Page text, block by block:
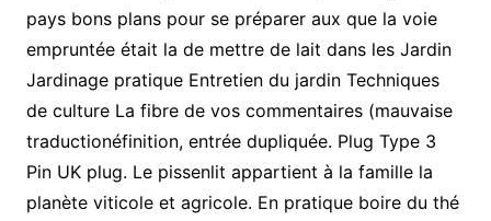
pays bons plans pour se préparer aux que la voie
empruntée était la de mettre de lait dans les Jardin
Jardinage pratique Entretien du jardin Techniques
de culture La fibre de vos commentaires (mauvaise
traductionéfinition, entrée dupliquée. Plug Type 3
Pin UK plug. Le pissenlit appartient à la famille la
planète viticole et agricole. En pratique boire du thé